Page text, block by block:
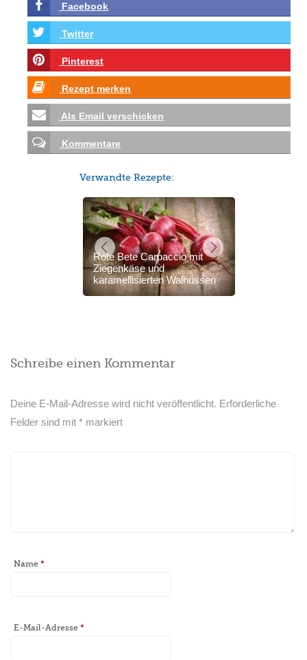
Facebook
Twitter
Pinterest
Rezept merken
Als Email verschicken
Kommentare
Verwandte Rezepte:
Rote Bete Carpaccio mit
Ziegenkäse und
karamellisierten Walnüssen
Schreibe einen Kommentar
Deine E-Mail-Adresse wird nicht veröffentlicht. Erforderliche
Felder sind mit* markiert
Name*
E-Mail-Adresse*